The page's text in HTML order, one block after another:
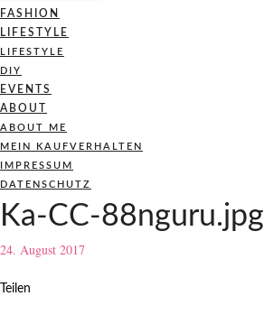
FASHION
LIFESTYLE
LIFESTYLE
DIY
EVENTS
ABOUT
ABOUT ME
MEIN KAUFVERHALTEN
IMPRESSUM
DATENSCHUTZ
Ka-CC-88nguru.jpg
24. August 2017
Teilen